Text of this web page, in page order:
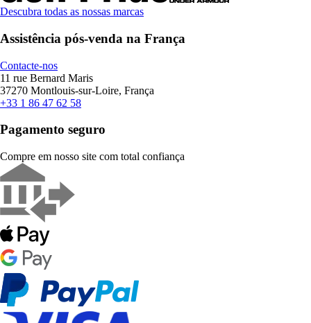
Descubra todas as nossas marcas
Assistência pós-venda na França
Contacte-nos
11 rue Bernard Maris
37270 Montlouis-sur-Loire, França
+33 1 86 47 62 58
Pagamento seguro
Compre em nosso site com total confiança